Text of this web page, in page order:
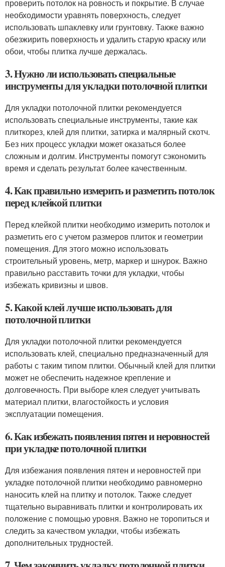
проверить потолок на ровность и покрытие. В случае
необходимости уравнять поверхность, следует
использовать шпаклевку или грунтовку. Также важно
обезжирить поверхность и удалить старую краску или
обои, чтобы плитка лучше держалась.
3. Нужно ли использовать специальные
инструменты для укладки потолочной плитки
Для укладки потолочной плитки рекомендуется
использовать специальные инструменты, такие как
плиткорез, клей для плитки, затирка и малярный скотч.
Без них процесс укладки может оказаться более
сложным и долгим. Инструменты помогут сэкономить
время и сделать результат более качественным.
4. Как правильно измерить и разметить потолок
перед клейкой плитки
Перед клейкой плитки необходимо измерить потолок и
разметить его с учетом размеров плиток и геометрии
помещения. Для этого можно использовать
строительный уровень, метр, маркер и шнурок. Важно
правильно расставить точки для укладки, чтобы
избежать кривизны и швов.
5. Какой клей лучше использовать для
потолочной плитки
Для укладки потолочной плитки рекомендуется
использовать клей, специально предназначенный для
работы с таким типом плитки. Обычный клей для плитки
может не обеспечить надежное крепление и
долговечность. При выборе клея следует учитывать
материал плитки, влагостойкость и условия
эксплуатации помещения.
6. Как избежать появления пятен и неровностей
при укладке потолочной плитки
Для избежания появления пятен и неровностей при
укладке потолочной плитки необходимо равномерно
наносить клей на плитку и потолок. Также следует
тщательно выравнивать плитки и контролировать их
положение с помощью уровня. Важно не торопиться и
следить за качеством укладки, чтобы избежать
дополнительных трудностей.